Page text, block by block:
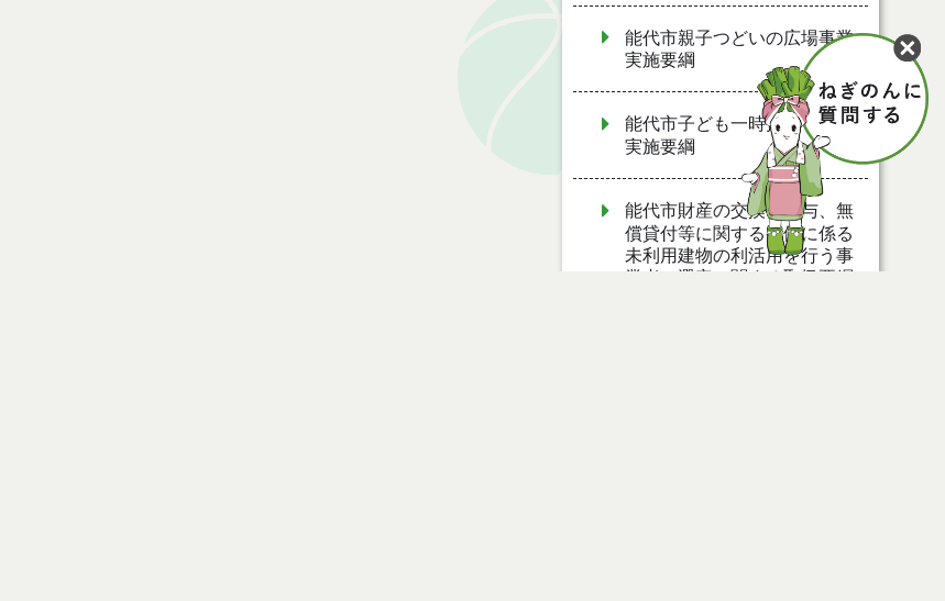
能代市親子つどいの広場事業
実施要綱
能代市子ども一時預かり事業
実施要綱
能代市財産の交換、譲与、無
償貸付等に関する条例に係る
未利用建物の利活用を行う事
業者の選定に関する取扱要綱